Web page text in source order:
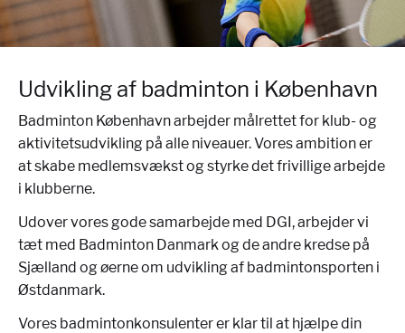
Udvikling af badminton i København
Badminton København arbejder målrettet for klub- og
aktivitetsudvikling på alle niveauer. Vores ambition er
at skabe medlemsvækst og styrke det frivillige arbejde
i klubberne.
Udover vores gode samarbejde med DGI, arbejder vi
tæt med Badminton Danmark og de andre kredse på
Sjælland og øerne om udvikling af badmintonsporten i
Østdanmark.
Vores badmintonkonsulenter er klar til at hjælpe din